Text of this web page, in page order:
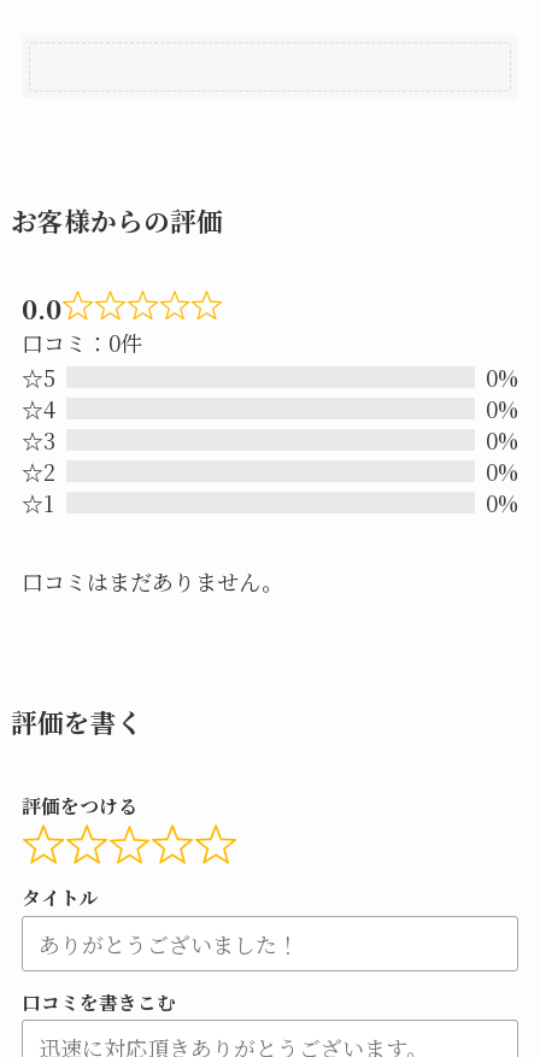
お客様からの評価
0.0
Rated
口コミ：0件
☆5
0%
☆4
0%
☆3
0%
☆2
0%
☆1
0%
口コミはまだありません。
評価を書く
評価をつける
タイトル
口コミを書きこむ